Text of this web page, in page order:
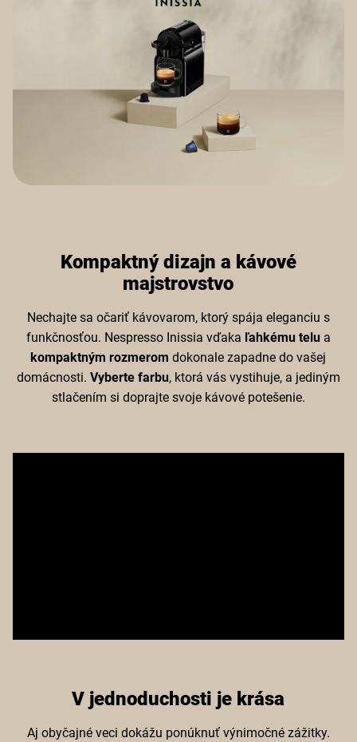
Kompaktný dizajn a kávové
majstrovstvo
Nechajte sa očariť kávovarom, ktorý spája eleganciu s
funkčnosťou. Nespresso Inissia vďaka ľahkému telua
kompaktným rozmeromdokonale zapadne do vašej
domácnosti. Vyberte farbu, ktorá vás vystihuje, a jediným
stlačením si doprajte svoje kávové potešenie.
V jednoduchosti je krása
Aj obyčajné veci dokážu ponúknuť výnimočné zážitky.